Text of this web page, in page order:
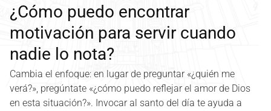
¿Cómo puedo encontrar
motivación para servir cuando
nadie lo nota?
Cambia el enfoque: en lugar de preguntar «¿quién me
verá?», pregúntate «¿cómo puedo reflejar el amor de Dios
en esta situación?». Invocar al santo del día te ayuda a